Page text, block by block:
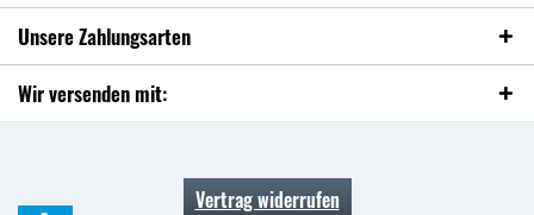
Unsere Zahlungsarten
Wir versenden mit:
Vertrag widerrufen